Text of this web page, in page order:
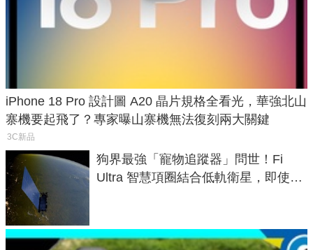
iPhone 18 Pro 設計圖 A20 晶片規格全看光，華強北山
寨機要起飛了？專家曝山寨機無法復刻兩大關鍵
3C新品
狗界最強「寵物追蹤器」問世！Fi
Ultra 智慧項圈結合低軌衛星，即使在